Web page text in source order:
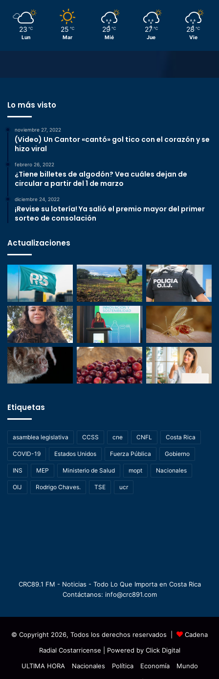
23 ℃
Lun
25 ℃
Mar
29 ℃
Mié
27 ℃
Jue
28 ℃
Vie
Lo más visto
noviembre 27, 2022
(Video) Un Cantor «cantó» gol tico con el corazón y se
hizo viral
febrero 26, 2022
¿Tiene billetes de algodón? Vea cuáles dejan de
circular a partir del 1 de marzo
diciembre 24, 2022
¡Revise su lotería! Ya salió el premio mayor del primer
sorteo de consolación
Actualizaciones
Etiquetas
asamblea legislativa CCSS cne CNFL Costa Rica
COVID-19 Estados Unidos Fuerza Pública Gobierno
INS MEP Ministerio de Salud mopt Nacionales
OIJ Rodrigo Chaves. TSE ucr
CRC89.1 FM - Noticias - Todo Lo Que Importa en Costa Rica
Contáctanos: info@crc891.com
© Copyright 2026, Todos los derechos reservados |
Cadena
Radial Costarricense | Powered by Click Digital
ULTIMA HORA
Nacionales Política Economía
Mundo